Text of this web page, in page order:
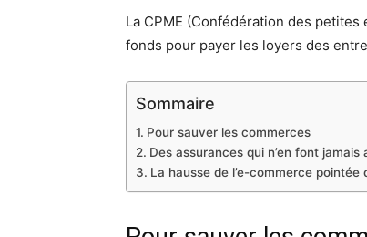
La CPME (Confédération des
fonds pour payer les loyers des
Sommaire
Pour sauver les commerces
Des assurances qui n’en font jamais
La hausse de l’e-commerce pointée